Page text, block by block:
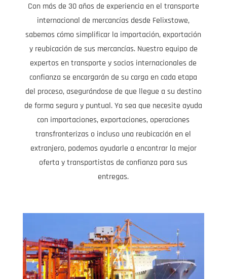
Con más de 30 años de experiencia en el transporte
internacional de mercancías desde Felixstowe,
sabemos cómo simplificar la importación, exportación
y reubicación de sus mercancías. Nuestro equipo de
expertos en transporte y socios internacionales de
confianza se encargarán de su carga en cada etapa
del proceso, asegurándose de que llegue a su destino
de forma segura y puntual. Ya sea que necesite ayuda
con importaciones, exportaciones, operaciones
transfronterizas o incluso una reubicación en el
extranjero, podemos ayudarle a encontrar la mejor
oferta y transportistas de confianza para sus
entregas.